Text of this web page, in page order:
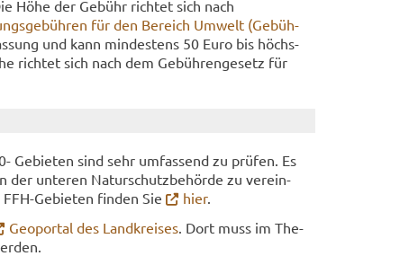
Höhe der Ge­bühr rich­tet sich nach
für den Be­reich Um­welt (Ge­büh­
und kann min­des­tens 50 Euro bis höchs­
rich­tet sich nach dem Ge­büh­ren­ge­setz für
Ge­bie­ten sind sehr um­fas­send zu prü­fen. Es
der un­te­ren Na­tur­schutz­be­hör­de zu ver­ein­
​Gebieten fin­den Sie
hier.
Geo­por­tal des Land­krei­ses. Dort muss im The­